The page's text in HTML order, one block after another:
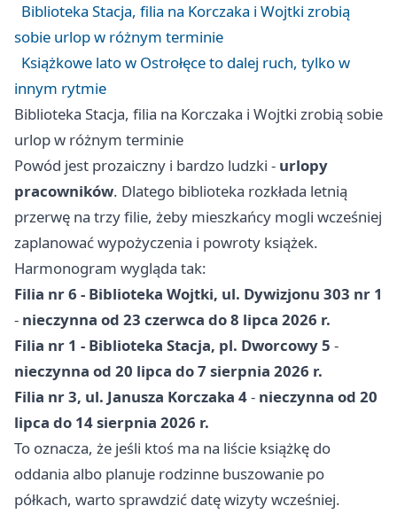
Biblioteka Stacja, filia na Korczaka i Wojtki zrobią
sobie urlop w różnym terminie
Książkowe lato w Ostrołęce to dalej ruch, tylko w
innym rytmie
Biblioteka Stacja, filia na Korczaka i Wojtki zrobią sobie
urlop w różnym terminie
Powód jest prozaiczny i bardzo ludzki - urlopy
pracowników. Dlatego biblioteka rozkłada letnią
przerwę na trzy filie, żeby mieszkańcy mogli wcześniej
zaplanować wypożyczenia i powroty książek.
Harmonogram wygląda tak:
Filia nr 6 - Biblioteka Wojtki, ul. Dywizjonu 303 nr 1
- nieczynna od 23 czerwca do 8 lipca 2026 r.
Filia nr 1 - Biblioteka Stacja, pl. Dworcowy 5 -
nieczynna od 20 lipca do 7 sierpnia 2026 r.
Filia nr 3, ul. Janusza Korczaka 4- nieczynna od 20
lipca do 14 sierpnia 2026 r.
To oznacza, że jeśli ktoś ma na liście książkę do
oddania albo planuje rodzinne buszowanie po
półkach, warto sprawdzić datę wizyty wcześniej.